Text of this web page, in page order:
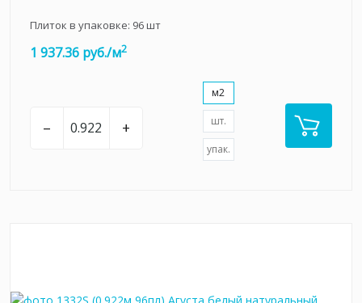
Плиток в упаковке: 96шт
1 937.36 руб./м2
– +
м2
шт.
упак.